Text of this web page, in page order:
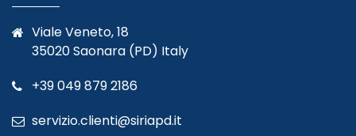
Viale Veneto, 18
35020 Saonara (PD) Italy
+39 049 879 2186
servizio.clienti@siriapd.it